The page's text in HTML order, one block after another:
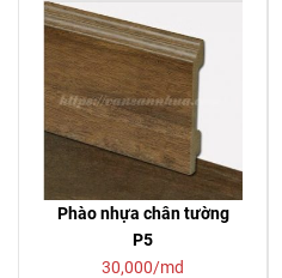
Phào nhựa chân tường
P5
30,000/md